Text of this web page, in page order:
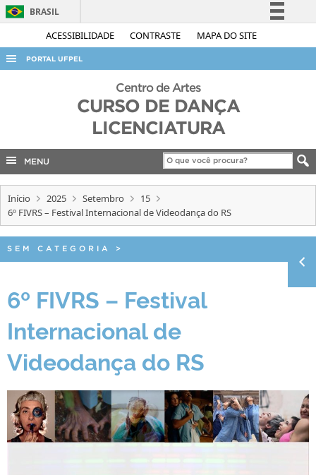
ACESSIBILIDADE CONTRASTE MAPA DO SITE
BRASIL
Simplifique!
Acesso à informação
Legislação
PORTAL UFPEL
ACESSO À INFORMAÇÃO
INTERNACIONAL
OUVIDORIA
PORTARIAS
Centro de Artes
CURSO DE DANÇA
LICENCIATURA
MENU
Início 2025 Setembro
15
6º FIVRS – Festival Internacional de Videodança do RS
SEM CATEGORIA >
6º FIVRS – Festival
Internacional de
Videodança do RS